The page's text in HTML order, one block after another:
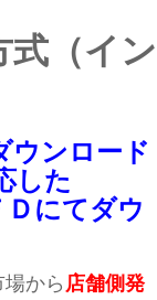
式（イン
ウンロード
した
にてダウ
から 店舗側発